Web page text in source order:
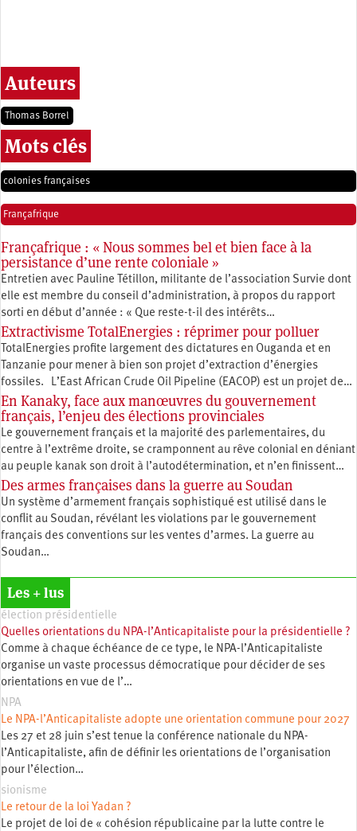
Auteurs
Thomas Borrel
Mots clés
colonies françaises
Françafrique
Françafrique : « Nous sommes bel et bien face à la
persistance d’une rente coloniale »
Entretien avec Pauline Tétillon, militante de l’association Survie dont
elle est membre du conseil d’administration, à propos du rapport
sorti en début d’année : « Que reste-t-il des intérêts…
Extractivisme TotalEnergies : réprimer pour polluer
TotalEnergies profite largement des dictatures en Ouganda et en
Tanzanie pour mener à bien son projet d’extraction d’énergies
fossiles. L’East African Crude Oil Pipeline (EACOP) est un projet de…
En Kanaky, face aux manœuvres du gouvernement
français, l’enjeu des élections provinciales
Le gouvernement français et la majorité des parlementaires, du
centre à l’extrême droite, se cramponnent au rêve colonial en déniant
au peuple kanak son droit à l’autodétermination, et n’en finissent…
Des armes françaises dans la guerre au Soudan
Un système d’armement français sophistiqué est utilisé dans le
conflit au Soudan, révélant les violations par le gouvernement
français des conventions sur les ventes d’armes. La guerre au
Soudan…
Les + lus
élection présidentielle
Quelles orientations du NPA-l’Anticapitaliste pour la présidentielle ?
Comme à chaque échéance de ce type, le NPA-l’Anticapitaliste
organise un vaste processus démocratique pour décider de ses
orientations en vue de l’…
NPA
Le NPA-l’Anticapitaliste adopte une orientation commune pour 2027
Les 27 et 28 juin s’est tenue la conférence nationale du NPA-
l’Anticapitaliste, afin de définir les orientations de l’organisation
pour l’élection…
sionisme
Le retour de la loi Yadan ?
Le projet de loi de « cohésion républicaine par la lutte contre le